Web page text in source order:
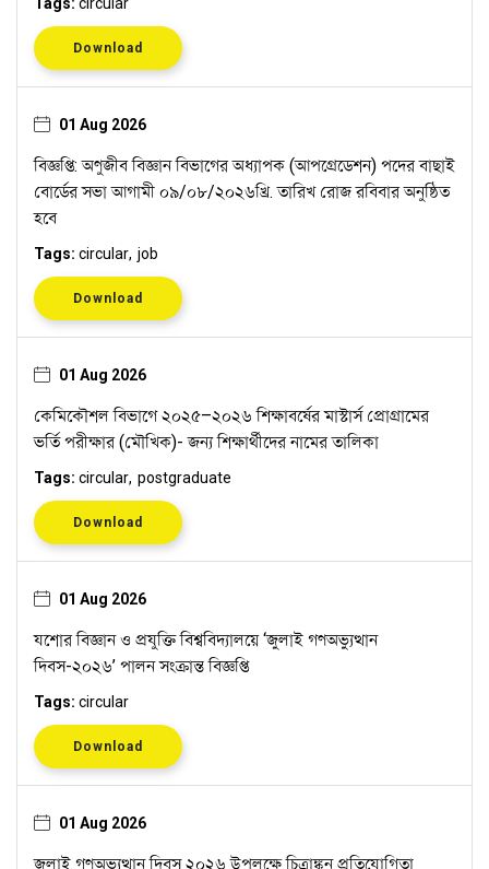
Download
01 Aug 2026
বিজ্ঞপ্তি: অণুজীব বিজ্ঞান বিভাগের অধ্যাপক (আপগ্রেডেশন) পদের বাছাই
বোর্ডের সভা আগামী ০৯/০৮/২০২৬খ্রি. তারিখ রোজ রবিবার অনুষ্ঠিত
হবে
Tags: circular job
Download
01 Aug 2026
কেমিকৌশল বিভাগে ২০২৫–২০২৬ শিক্ষাবর্ষের মাস্টার্স প্রোগ্রামের
ভর্তি পরীক্ষার (মৌখিক)- জন্য শিক্ষার্থীদের নামের তালিকা
Tags: circular postgraduate
Download
01 Aug 2026
যশোর বিজ্ঞান ও প্রযুক্তি বিশ্ববিদ্যালয়ে ‘জুলাই গণঅভ্যুত্থান
দিবস-২০২৬’ পালন সংক্রান্ত বিজ্ঞপ্তি
Tags: circular
Download
01 Aug 2026
জুলাই গণঅভ্যুত্থান দিবস ২০২৬ উপলক্ষে চিত্রাঙ্কন প্রতিযোগিতা